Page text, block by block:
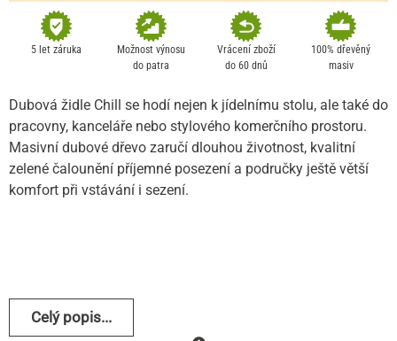
5 let záruka
Možnost výnosu
do patra
Vrácení zboží
do 60 dnů
100% dřevěný
masiv
Dubová židle Chill se hodí nejen k jídelnímu stolu, ale také do
pracovny, kanceláře nebo stylového komerčního prostoru.
Masivní dubové dřevo zaručí dlouhou životnost, kvalitní
zelené čalounění příjemné posezení a područky ještě větší
komfort při vstávání i sezení.
Celý popis...